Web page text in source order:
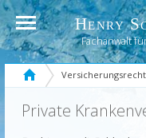
Henry
Fachanwalt
Versicherungsrecht
Private